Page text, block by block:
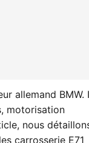
allemand BMW.
motorisation
nous
carrosserie E71